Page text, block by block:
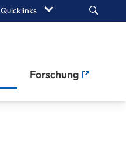
Quicklinks Search
Forschung